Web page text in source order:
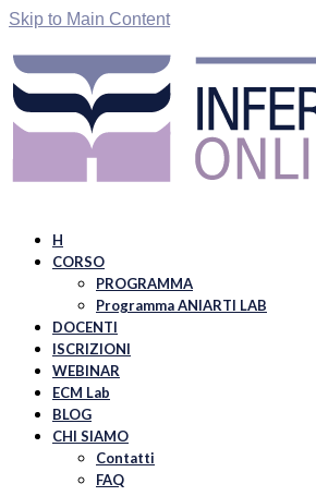
Skip to Main Content
H
CORSO
PROGRAMMA
Programma ANIARTI LAB
DOCENTI
ISCRIZIONI
WEBINAR
ECM Lab
BLOG
CHI SIAMO
Contatti
FAQ